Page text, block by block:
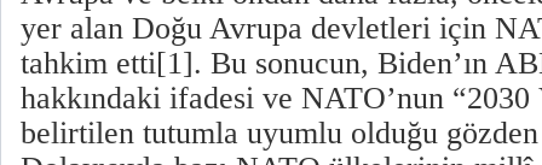
yer alan Doğu Avrupa devletleri için
tahkim etti[1]. Bu sonucun, Biden’ın
hakkındaki ifadesi ve NATO’nun
belirtilen tutumla uyumlu olduğu gözden